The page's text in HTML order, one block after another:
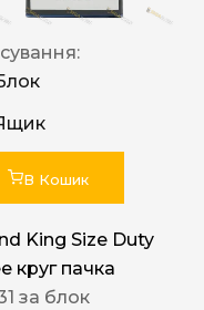
В Кошик
King Size Duty
круг пачка
за блок